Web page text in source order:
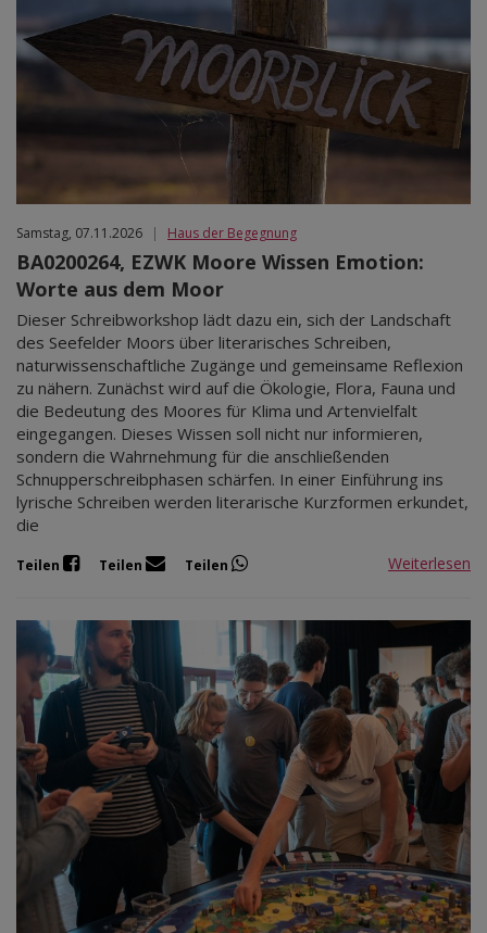
Samstag, 07.11.2026 | Haus der Begegnung
BA0200264, EZWK Moore Wissen Emotion:
Worte aus dem Moor
Dieser Schreibworkshop lädt dazu ein, sich der Landschaft
des Seefelder Moors über literarisches Schreiben,
naturwissenschaftliche Zugänge und gemeinsame Reflexion
zu nähern. Zunächst wird auf die Ökologie, Flora, Fauna und
die Bedeutung des Moores für Klima und Artenvielfalt
eingegangen. Dieses Wissen soll nicht nur informieren,
sondern die Wahrnehmung für die anschließenden
Schnupperschreibphasen schärfen. In einer Einführung ins
lyrische Schreiben werden literarische Kurzformen erkundet,
die
Teilen Teilen Teilen Weiterlesen